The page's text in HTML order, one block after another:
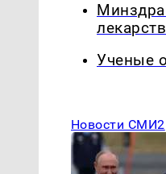
лекарств
Ученые
Новости СМИ2